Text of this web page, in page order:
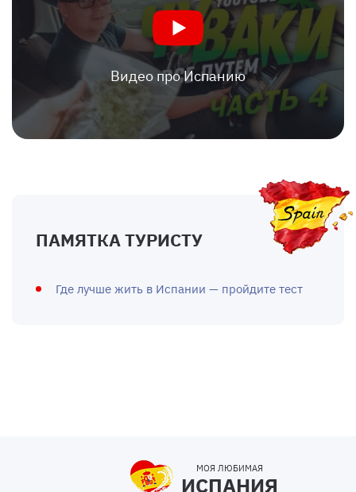
Видео про Испанию
ПАМЯТКА ТУРИСТУ
Где лучше жить в Испании — пройдите тест
МОЯ ЛЮБИМАЯ
ИСПАНИЯ